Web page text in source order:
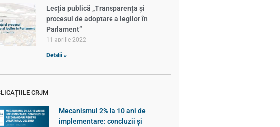
Lecția publică „Transparența și
procesul de adoptare a legilor în
Parlament”
11 aprilie 2022
Detalii »
CRJM
Mecanismul 2% la 10 ani de
implementare: concluzii și